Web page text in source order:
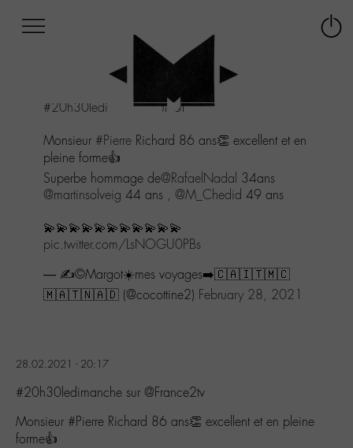
Aller
contenu
Aller
recherche
#20h30ledimanchesur @France2tv
Monsieur #Pierre Richard 86 ans👏 excellent et en
pleine forme👍
Superbe hommage de@RafaelNadal 34ans
@martinsolveig 44 ans , @M_Chedid 49 ans
💫💫💫💫💫💫💫💫💫💫💫
pic.twitter.com/LsNOGU0PBs
— ✍©Margot☀️mes voyages➡️🇨🇦🇮🇹🇲🇨
🇲🇦🇹🇳🇦🇩 (@cocottine2) February 28, 2021
28.02.2021 - 20:17
#20h30ledimanche sur @France2tv
Monsieur #Pierre Richard 86 ans👏 excellent et en pleine
forme👍